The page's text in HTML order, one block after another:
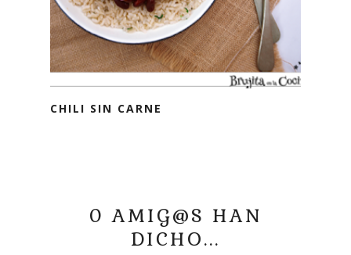
CHILI SIN CARNE
0 AMIG@S HAN
DICHO...